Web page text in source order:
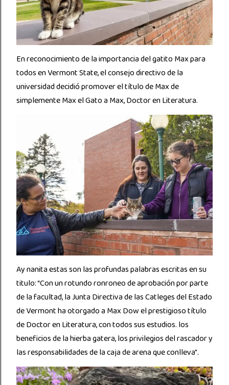
En reconocimiento de la importancia del gatito Max para
todos en Vermont State, el consejo directivo de la
universidad decidió promover el título de Max de
simplemente Max el Gato a Max, Doctor en Literatura.
Ay nanita estas son las profundas palabras escritas en su
titulo: “Con un rotundo ronroneo de aprobación por parte
de la facultad, la Junta Directiva de las Catleges del Estado
de Vermont ha otorgado a Max Dow el prestigioso título
de Doctor en Literatura, con todos sus estudios. los
beneficios de la hierba gatera, los privilegios del rascador y
las responsabilidades de la caja de arena que conlleva".